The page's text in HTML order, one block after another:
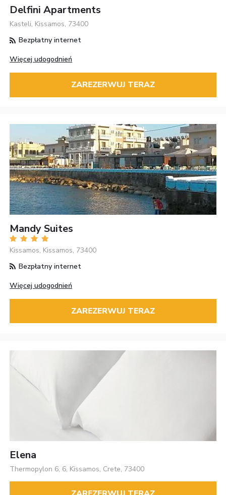
Delfini Apartments
Kasteli, Kissamos, 73400
Bezpłatny internet
Więcej udogodnień
ZAREZERWUJ TERAZ
Mandy Suites
Kissamos, Kissamos, 73400
Bezpłatny internet
Więcej udogodnień
ZAREZERWUJ TERAZ
Elena
Thermopylon 6, 6, Kissamos, Crete, 73400